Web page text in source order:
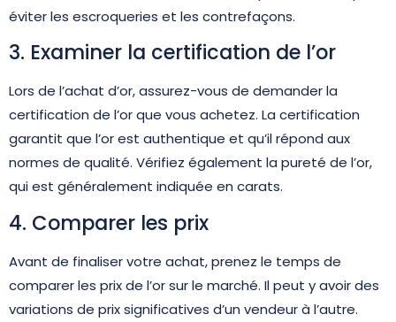
éviter les escroqueries et les contrefaçons.
3. Examiner la certification de l’or
Lors de l’achat d’or, assurez-vous de demander la
certification de l’or que vous achetez. La certification
garantit que l’or est authentique et qu’il répond aux
normes de qualité. Vérifiez également la pureté de l’or,
qui est généralement indiquée en carats.
4. Comparer les prix
Avant de finaliser votre achat, prenez le temps de
comparer les prix de l’or sur le marché. Il peut y avoir des
variations de prix significatives d’un vendeur à l’autre.